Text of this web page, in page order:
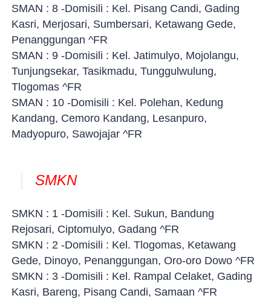
SMAN : 8 -Domisili : Kel. Pisang Candi, Gading
Kasri, Merjosari, Sumbersari, Ketawang Gede,
Penanggungan ^FR
SMAN : 9 -Domisili : Kel. Jatimulyo, Mojolangu,
Tunjungsekar, Tasikmadu, Tunggulwulung,
Tlogomas ^FR
SMAN : 10 -Domisili : Kel. Polehan, Kedung
Kandang, Cemoro Kandang, Lesanpuro,
Madyopuro, Sawojajar ^FR
SMKN
SMKN : 1 -Domisili : Kel. Sukun, Bandung
Rejosari, Ciptomulyo, Gadang ^FR
SMKN : 2 -Domisili : Kel. Tlogomas, Ketawang
Gede, Dinoyo, Penanggungan, Oro-oro Dowo ^FR
SMKN : 3 -Domisili : Kel. Rampal Celaket, Gading
Kasri, Bareng, Pisang Candi, Samaan ^FR